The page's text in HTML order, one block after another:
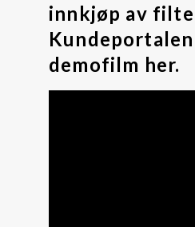
innkjøp av
demofilm her.